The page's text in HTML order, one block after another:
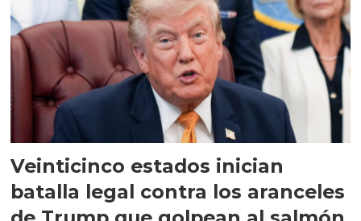
Veinticinco estados inician
batalla legal contra los aranceles